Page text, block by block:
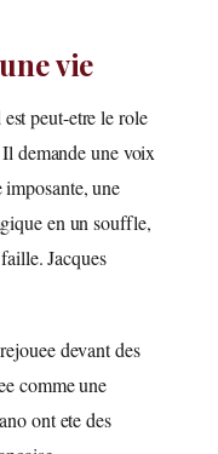
vie
peut-etre le role
demande une voix
imposante, une
en un souffle,
Jacques
devant des
comme une
ont ete des